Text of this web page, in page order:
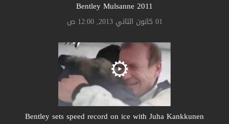
Bentley Mulsanne 2011
01 كانون الثاني 2013, 12:00 ص
Bentley sets speed record on ice with Juha Kankkunen